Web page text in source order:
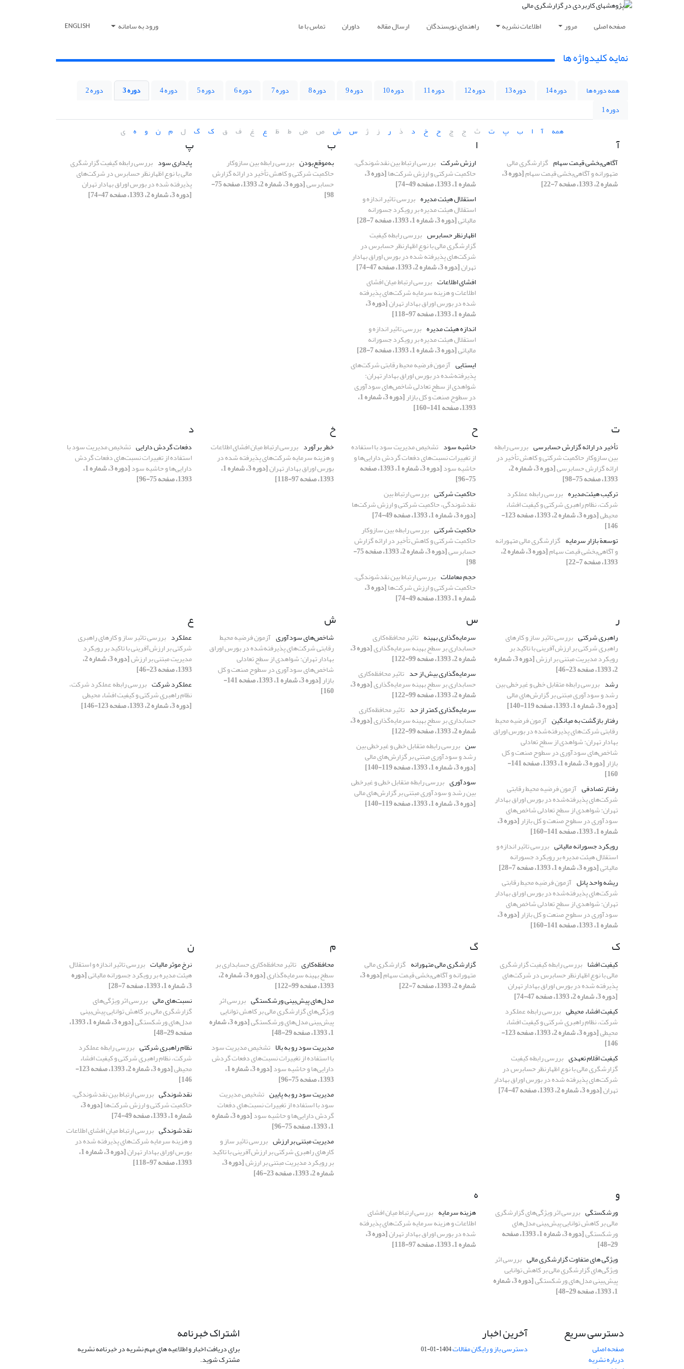
صفحه اصلی مرور اطلاعات نشریه راهنمای نویسندگان ارسال مقاله داوران تماس با ما ورود به سامانه ENGLISH
نمایه کلیدواژه ها
همه دوره ها دوره 14 دوره 13 دوره 12 دوره 11 دوره 10 دوره 9 دوره 8 دوره 7 دوره 6 دوره 5 دوره 4 دوره 3
دوره 2
دوره 1
همه
آ ا ب پ ت ث ج چ ح خ د ذ ر ز ژ س ش ص ض ط ظ ع غ ف ق ک گ ل م ن و ه ی
آ
آگاهی‌بخشی قیمت سهام گزارشگری مالی
متهورانه و آگاهی‌بخشی قیمت سهام [دوره 3،
شماره 2، 1393، صفحه 7-22]
ا
ارزش شرکت بررسی ارتباط بین نقدشوندگی،
حاکمیت شرکتی و ارزش شرکت‌ها [دوره 3،
شماره 1، 1393، صفحه 49-74]
استقلال هیئت مدیره بررسی تاثیر اندازه و
استقلال هیئت ‌مدیره بر رویکرد جسورانه
مالیاتی[دوره 3، شماره 1، 1393، صفحه 7-28]
اظهارنظر حسابرس بررسی رابطه‌‌‌ کیفیت
گزارشگری مالی با نوع اظهارنظر حسابرس در
شرکت‌‌‌های پذیرفته شده در بورس اوراق بهادار
تهران[دوره 3، شماره 2، 1393، صفحه 47-74]
افشای اطلاعات بررسی ارتباط میان افشای
اطلاعات و هزینه سرمایه شرکت‏‌های پذیرفته
شده در بورس اوراق بهادار تهران [دوره 3،
شماره 1، 1393، صفحه 97-118]
اندازه هیئت مدیره بررسی تاثیر اندازه و
استقلال هیئت ‌مدیره بر رویکرد جسورانه
مالیاتی[دوره 3، شماره 1، 1393، صفحه 7-28]
ایستایی آزمون فرضیه محیط رقابتی شرکت‌‌های
پذیرفته‌شده در بورس اوراق بهادار تهران:
شواهدی از سطح تعادلی شاخص‌‌های سودآوری
در سطوح صنعت و کل بازار [دوره 3، شماره 1،
1393، صفحه 141-160]
ب
به‌‌‌موقع‌‌‌بودن بررسی رابطه بین سازوکار
حاکمیت شرکتی و کاهش تأخیر در ارائه گزارش
حسابرسی [دوره 3، شماره 2، 1393، صفحه 75-
98]
پ
پایداری سود بررسی رابطه‌‌‌ کیفیت گزارشگری
مالی با نوع اظهارنظر حسابرس در شرکت‌‌‌های
پذیرفته شده در بورس اوراق بهادار تهران
[دوره 3، شماره 2، 1393، صفحه 47-74]
ت
تأخیر در ارائه گزارش حسابرسی بررسی رابطه
بین سازوکار حاکمیت شرکتی و کاهش تأخیر در
ارائه گزارش حسابرسی [دوره 3، شماره 2،
1393، صفحه 75-98]
ترکیب هیئت‌مدیره بررسی رابطه عملکرد
شرکت، نظام راهبری شرکتی و کیفیت افشاء
محیطی [دوره 3، شماره 2، 1393، صفحه 123-
146]
توسعة بازار سرمایه گزارشگری مالی متهورانه
و آگاهی‌بخشی قیمت سهام [دوره 3، شماره 2،
1393، صفحه 7-22]
ح
حاشیه سود تشخیص مدیریت سود با استفاده
از تغییرات نسبت‌های دفعات گردش دارایی‌ها و
حاشیه سود [دوره 3، شماره 1، 1393، صفحه
75-96]
حاکمیت شرکتی بررسی ارتباط بین
نقدشوندگی، حاکمیت شرکتی و ارزش شرکت‌ها
[دوره 3، شماره 1، 1393، صفحه 49-74]
حاکمیت شرکتی بررسی رابطه بین سازوکار
حاکمیت شرکتی و کاهش تأخیر در ارائه گزارش
حسابرسی [دوره 3، شماره 2، 1393، صفحه 75-
98]
حجم معاملات بررسی ارتباط بین نقدشوندگی،
حاکمیت شرکتی و ارزش شرکت‌ها [دوره 3،
شماره 1، 1393، صفحه 49-74]
خ
خطر برآورد بررسی ارتباط میان افشای اطلاعات
و هزینه سرمایه شرکت‏‌های پذیرفته شده در
بورس اوراق بهادار تهران [دوره 3، شماره 1،
1393، صفحه 97-118]
د
دفعات گردش دارایی‌ تشخیص مدیریت سود با
استفاده از تغییرات نسبت‌های دفعات گردش
دارایی‌ها و حاشیه سود [دوره 3، شماره 1،
1393، صفحه 75-96]
ر
راهبری شرکتی بررسی تاثیر ساز و کارهای
راهبری شرکتی بر ارزش‌آفرینی با تاکید بر
رویکرد مدیریت مبتنی بر ارزش [دوره 3، شماره
2، 1393، صفحه 23-46]
رشد بررسی رابطه متقابل خطی و غیر‌خطی بین
رشد و سودآوری مبتنی بر گزارش‌های مالی
[دوره 3، شماره 1، 1393، صفحه 119-140]
رفتار بازگشت به میانگین آزمون فرضیه محیط
رقابتی شرکت‌‌های پذیرفته‌شده در بورس اوراق
بهادار تهران: شواهدی از سطح تعادلی
شاخص‌‌های سودآوری در سطوح صنعت و کل
بازار [دوره 3، شماره 1، 1393، صفحه 141-
160]
رفتار تصادفی آزمون فرضیه محیط رقابتی
شرکت‌‌های پذیرفته‌شده در بورس اوراق بهادار
تهران: شواهدی از سطح تعادلی شاخص‌‌های
سودآوری در سطوح صنعت و کل بازار [دوره 3،
شماره 1، 1393، صفحه 141-160]
رویکرد جسورانه مالیاتی بررسی تاثیر اندازه و
استقلال هیئت ‌مدیره بر رویکرد جسورانه
مالیاتی[دوره 3، شماره 1، 1393، صفحه 7-28]
ریشه واحد پانل آزمون فرضیه محیط رقابتی
شرکت‌‌های پذیرفته‌شده در بورس اوراق بهادار
تهران: شواهدی از سطح تعادلی شاخص‌‌های
سودآوری در سطوح صنعت و کل بازار [دوره 3،
شماره 1، 1393، صفحه 141-160]
س
سرمایه‌گذاری بهینه تاثیر محافظه‌کاری
حسابداری بر سطح بهینه سرمایه‌گذاری [دوره 3،
شماره 2، 1393، صفحه 99-122]
سرمایه‌گذاری بیش از حد تاثیر محافظه‌کاری
حسابداری بر سطح بهینه سرمایه‌گذاری [دوره 3،
شماره 2، 1393، صفحه 99-122]
سرمایه‌گذاری کمتر از حد تاثیر محافظه‌کاری
حسابداری بر سطح بهینه سرمایه‌گذاری [دوره 3،
شماره 2، 1393، صفحه 99-122]
سن بررسی رابطه متقابل خطی و غیر‌خطی بین
رشد و سودآوری مبتنی بر گزارش‌های مالی
[دوره 3، شماره 1، 1393، صفحه 119-140]
سودآوری بررسی رابطه متقابل خطی و غیر‌خطی
بین رشد و سودآوری مبتنی بر گزارش‌های مالی
[دوره 3، شماره 1، 1393، صفحه 119-140]
ش
شاخص‌های سودآوری آزمون فرضیه محیط
رقابتی شرکت‌‌های پذیرفته‌شده در بورس اوراق
بهادار تهران: شواهدی از سطح تعادلی
شاخص‌‌های سودآوری در سطوح صنعت و کل
بازار [دوره 3، شماره 1، 1393، صفحه 141-
160]
ع
عملکرد بررسی تاثیر ساز و کارهای راهبری
شرکتی بر ارزش‌آفرینی با تاکید بر رویکرد
مدیریت مبتنی بر ارزش [دوره 3، شماره 2،
1393، صفحه 23-46]
عملکرد شرکت بررسی رابطه عملکرد شرکت،
نظام راهبری شرکتی و کیفیت افشاء محیطی
[دوره 3، شماره 2، 1393، صفحه 123-146]
ک
کیفیت افشا بررسی رابطه‌‌‌ کیفیت گزارشگری
مالی با نوع اظهارنظر حسابرس در شرکت‌‌‌های
پذیرفته شده در بورس اوراق بهادار تهران
[دوره 3، شماره 2، 1393، صفحه 47-74]
کیفیت افشاء محیطی بررسی رابطه عملکرد
شرکت، نظام راهبری شرکتی و کیفیت افشاء
محیطی [دوره 3، شماره 2، 1393، صفحه 123-
146]
کیفیت اقلام تعهدی بررسی رابطه‌‌‌ کیفیت
گزارشگری مالی با نوع اظهارنظر حسابرس در
شرکت‌‌‌های پذیرفته شده در بورس اوراق بهادار
تهران[دوره 3، شماره 2، 1393، صفحه 47-74]
گ
گزارشگری مالی متهورانه گزارشگری مالی
متهورانه و آگاهی‌بخشی قیمت سهام [دوره 3،
شماره 2، 1393، صفحه 7-22]
م
محافظه‌کاری تاثیر محافظه‌کاری حسابداری بر
سطح بهینه سرمایه‌گذاری [دوره 3، شماره 2،
1393، صفحه 99-122]
مدل‌های پیش‌بینی ورشکستگی بررسی اثر
ویژگی‌های گزارشگری مالی بر کاهش توانایی
پیش‌بینی مدل‌های ورشکستگی [دوره 3، شماره
1، 1393، صفحه 29-48]
مدیریت سود رو به بالا تشخیص مدیریت سود
با استفاده از تغییرات نسبت‌های دفعات گردش
دارایی‌ها و حاشیه سود [دوره 3، شماره 1،
1393، صفحه 75-96]
مدیریت سود رو به پایین تشخیص مدیریت
سود با استفاده از تغییرات نسبت‌های دفعات
گردش دارایی‌ها و حاشیه سود [دوره 3، شماره
1، 1393، صفحه 75-96]
مدیریت مبتنی بر ارزش بررسی تاثیر ساز و
کارهای راهبری شرکتی بر ارزش‌آفرینی با تاکید
بر رویکرد مدیریت مبتنی بر ارزش [دوره 3،
شماره 2، 1393، صفحه 23-46]
ن
نرخ موثر مالیات بررسی تاثیر اندازه و استقلال
هیئت ‌مدیره بر رویکرد جسورانه مالیاتی[دوره
3، شماره 1، 1393، صفحه 7-28]
نسبت‌های مالی بررسی اثر ویژگی‌های
گزارشگری مالی بر کاهش توانایی پیش‌بینی
مدل‌های ورشکستگی [دوره 3، شماره 1، 1393،
صفحه 29-48]
نظام راهبری شرکتی بررسی رابطه عملکرد
شرکت، نظام راهبری شرکتی و کیفیت افشاء
محیطی [دوره 3، شماره 2، 1393، صفحه 123-
146]
نقدشوندگی بررسی ارتباط بین نقدشوندگی،
حاکمیت شرکتی و ارزش شرکت‌ها [دوره 3،
شماره 1، 1393، صفحه 49-74]
نقدشوندگی بررسی ارتباط میان افشای اطلاعات
و هزینه سرمایه شرکت‏‌های پذیرفته شده در
بورس اوراق بهادار تهران [دوره 3، شماره 1،
1393، صفحه 97-118]
و
ورشکستگی بررسی اثر ویژگی‌های گزارشگری
مالی بر کاهش توانایی پیش‌بینی مدل‌های
ورشکستگی [دوره 3، شماره 1، 1393، صفحه
29-48]
ویژگی های متفاوت گزارشگری مالی بررسی اثر
ویژگی‌های گزارشگری مالی بر کاهش توانایی
پیش‌بینی مدل‌های ورشکستگی [دوره 3، شماره
1، 1393، صفحه 29-48]
ه
هزینه سرمایه بررسی ارتباط میان افشای
اطلاعات و هزینه سرمایه شرکت‏‌های پذیرفته
شده در بورس اوراق بهادار تهران [دوره 3،
شماره 1، 1393، صفحه 97-118]
دسترسی سریع
صفحه اصلی
درباره نشریه
آخرین اخبار
دسترسی باز و رایگان مقالات1404-01-01
اشتراک خبرنامه
برای دریافت اخبار و اطلاعیه های مهم نشریه در خبرنامه نشریه
مشترک شوید.